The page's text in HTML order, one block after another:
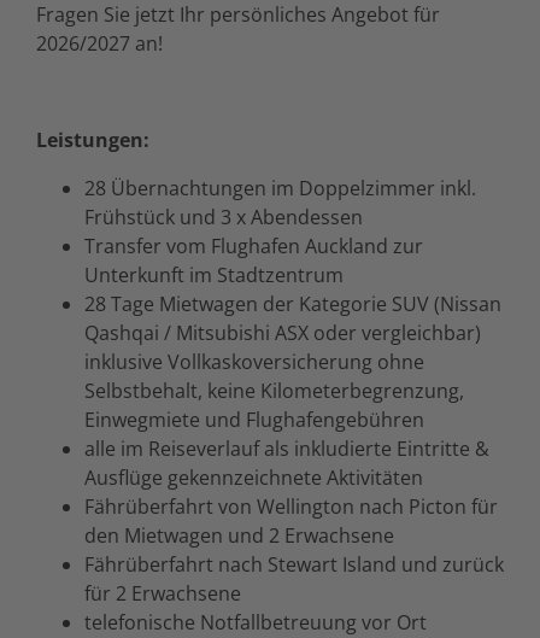
Fragen Sie jetzt Ihr persönliches Angebot für
2026/2027 an!
Leistungen:
28 Übernachtungen im Doppelzimmer inkl.
Frühstück und 3 x Abendessen
Transfer vom Flughafen Auckland zur
Unterkunft im Stadtzentrum
28 Tage Mietwagen der Kategorie SUV (Nissan
Qashqai / Mitsubishi ASX oder vergleichbar)
inklusive Vollkaskoversicherung ohne
Selbstbehalt, keine Kilometerbegrenzung,
Einwegmiete und Flughafengebühren
alle im Reiseverlauf als inkludierte Eintritte &
Ausflüge gekennzeichnete Aktivitäten
Fährüberfahrt von Wellington nach Picton für
den Mietwagen und 2 Erwachsene
Fährüberfahrt nach Stewart Island und zurück
für 2 Erwachsene
telefonische Notfallbetreuung vor Ort